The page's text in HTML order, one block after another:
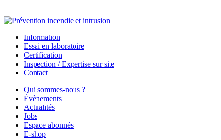
Information
Essai en laboratoire
Certification
Inspection / Expertise sur site
Contact
Qui sommes-nous ?
Évènements
Actualités
Jobs
Espace abonnés
E-shop